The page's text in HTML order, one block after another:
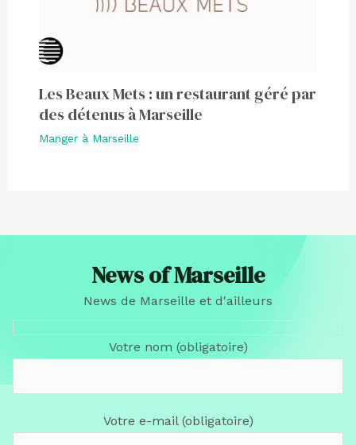
Les Beaux Mets : un restaurant géré par
des détenus à Marseille
Manger à Marseille
News of Marseille
News de Marseille et d'ailleurs
Votre nom (obligatoire)
Votre e-mail (obligatoire)